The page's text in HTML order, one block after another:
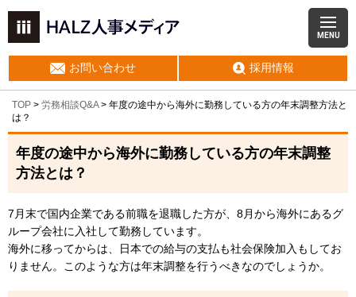
MENU
お問い合わせ 採用情報
TOP > 労務相談Q&A> 年度の途中から海外に勤務している方の年末調整方法と
は？
年度の途中から海外に勤務している方の年末調整
方法とは？
7月末で国内企業である前職を退職した方が、8月から海外にあるグ
ループ会社に入社して勤務しています。
海外に移ってからは、日本での給与の支払も社会保険加入もしてお
りません。このような方は年末調整を行うべきなのでしょうか。